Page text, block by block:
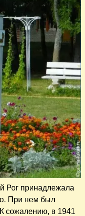
Рог принадлежала
При нем был
сожалению, в 1941